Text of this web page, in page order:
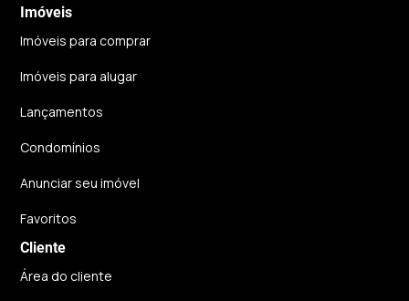
Imóveis
Imóveis para comprar
Imóveis para alugar
Lançamentos
Condomínios
Anunciar seu imóvel
Favoritos
Cliente
Área do cliente